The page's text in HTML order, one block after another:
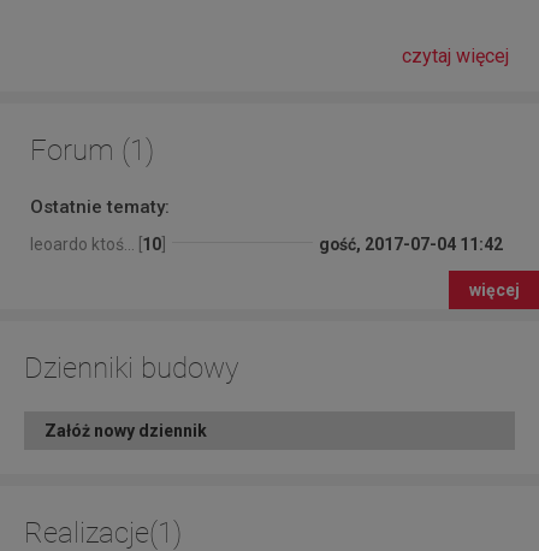
czytaj więcej
Forum (1)
Ostatnie tematy:
leoardo ktoś... [ 10 gość, 2017-07-04 11:42
więcej
Dzienniki budowy
Załóż nowy dziennik
Realizacje(1)